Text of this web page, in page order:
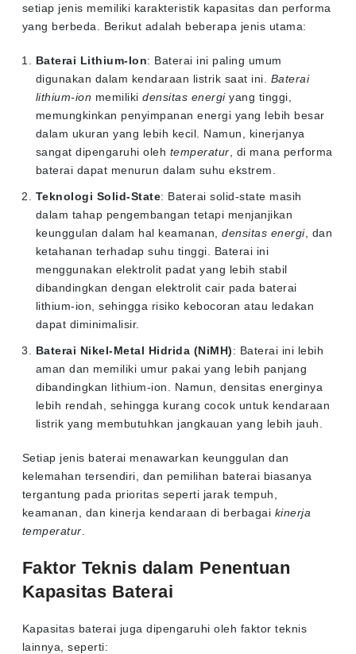
setiap jenis memiliki karakteristik kapasitas dan performa
yang berbeda. Berikut adalah beberapa jenis utama:
Baterai Lithium-Ion: Baterai ini paling umum
digunakan dalam kendaraan listrik saat ini. Baterai
lithium-ion memilikidensitas energiyang tinggi,
memungkinkan penyimpanan energi yang lebih besar
dalam ukuran yang lebih kecil. Namun, kinerjanya
sangat dipengaruhi oleh temperatur , di mana performa
baterai dapat menurun dalam suhu ekstrem.
Teknologi Solid-State: Baterai solid-state masih
dalam tahap pengembangan tetapi menjanjikan
keunggulan dalam hal keamanan,densitas energi, dan
ketahanan terhadap suhu tinggi. Baterai ini
menggunakan elektrolit padat yang lebih stabil
dibandingkan dengan elektrolit cair pada baterai
lithium-ion, sehingga risiko kebocoran atau ledakan
dapat diminimalisir.
Baterai Nikel-Metal Hidrida (NiMH): Baterai ini lebih
aman dan memiliki umur pakai yang lebih panjang
dibandingkan lithium-ion. Namun, densitas energinya
lebih rendah, sehingga kurang cocok untuk kendaraan
listrik yang membutuhkan jangkauan yang lebih jauh.
Setiap jenis baterai menawarkan keunggulan dan
kelemahan tersendiri, dan pemilihan baterai biasanya
tergantung pada prioritas seperti jarak tempuh,
keamanan, dan kinerja kendaraan di berbagai kinerja
temperatur
Faktor Teknis dalam Penentuan
Kapasitas Baterai
Kapasitas baterai juga dipengaruhi oleh faktor teknis
lainnya, seperti: